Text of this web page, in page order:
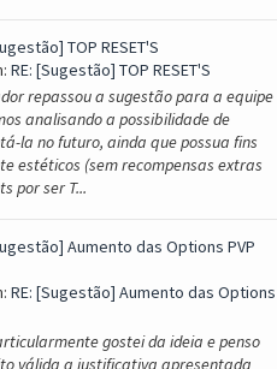
TOP RESET'S
RE: [Sugestão] TOP RESET'S
repassou a sugestão para a equipe
analisando a possibilidade de
la no futuro, ainda que possua fins
estéticos (sem recompensas extras
por ser T...
Aumento das Options PVP
RE: [Sugestão] Aumento das Options
gostei da ideia e penso
válida a justificativa apresentada